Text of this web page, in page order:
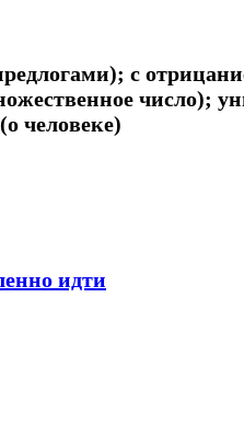
с
число);
человеке)
идти